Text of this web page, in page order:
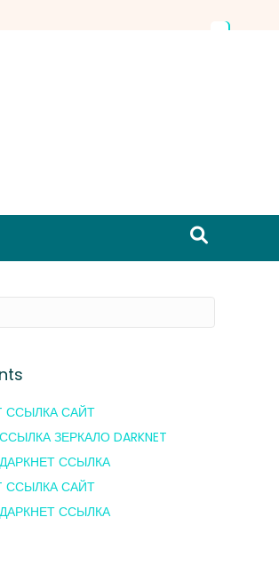
ССЫЛКА САЙТ
ЗЕРКАЛО DARKNET
ССЫЛКА
ССЫЛКА САЙТ
ССЫЛКА